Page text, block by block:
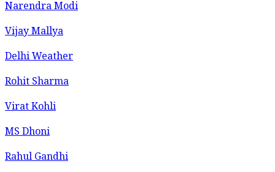
Narendra Modi
Vijay Mallya
Delhi Weather
Rohit Sharma
Virat Kohli
MS Dhoni
Rahul Gandhi